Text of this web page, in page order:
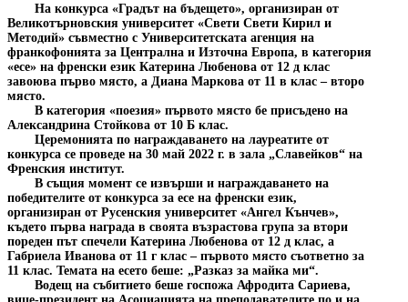
На конкурса «Градът на бъдещето», организиран от
Великотърновския университет «Свети Свети Кирил и
Методий» съвместно с Университетската агенция на
франкофонията за Централна и Източна Европа, в категория
«есе» на френски език Катерина Любенова от 12 д клас
завоюва първо място, а Диана Маркова от 11 в клас – второ
място.
В категория «поезия» първото място бе присъдено на
Александрина Стойкова от 10 Б клас.
Церемонията по награждаването на лауреатите от
конкурса се проведе на 30 май 2022 г. в зала „Славейков“ на
Френския институт.
В същия момент се извърши и награждаването на
победителите от конкурса за есе на френски език,
организиран от Русенския университет «Ангел Кънчев»,
където първа награда в своята възрастова група за втори
пореден път спечели Катерина Любенова от 12 д клас, а
Габриела Иванова от 11 г клас – първото място съответно за
11 клас. Темата на есето беше: „Разказ за майка ми“.
Водещ на събитието беше госпожа Афродита Сариева,